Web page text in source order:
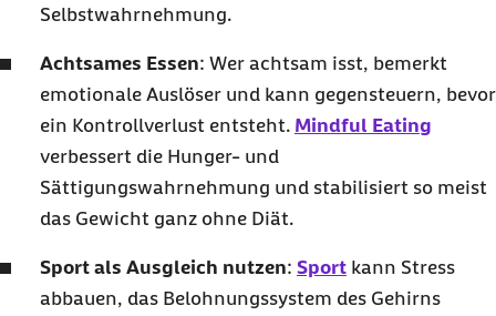
Selbstwahrnehmung.
Achtsames Essen: Wer achtsam isst, bemerkt
emotionale Auslöser und kann gegensteuern, bevor
ein Kontrollverlust entsteht. Mindful Eating
verbessert die Hunger- und
Sättigungswahrnehmung und stabilisiert so meist
das Gewicht ganz ohne Diät.
Sport als Ausgleich nutzen: Sport kann Stress
abbauen, das Belohnungssystem des Gehirns